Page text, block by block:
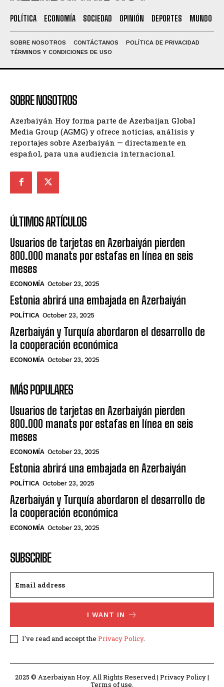
POLÍTICA ECONOMÍA SOCIEDAD OPINIÓN DEPORTES MUNDO
SOBRE NOSOTROS CONTÁCTANOS
POLÍTICA DE PRIVACIDAD
TÉRMINOS Y CONDICIONES DE USO
SOBRE NOSOTROS
Azerbaiyán Hoy forma parte de Azerbaijan Global
Media Group (AGMG) y ofrece noticias, análisis y
reportajes sobre Azerbaiyán — directamente en
español, para una audiencia internacional.
ÚLTIMOS ARTÍCULOS
Usuarios de tarjetas en Azerbaiyán pierden
800.000 manats por estafas en línea en seis
meses
ECONOMÍA October 23, 2025
Estonia abrirá una embajada en Azerbaiyán
POLÍTICA October 23, 2025
Azerbaiyán y Turquía abordaron el desarrollo de
la cooperación económica
ECONOMÍA October 23, 2025
MÁS POPULARES
Usuarios de tarjetas en Azerbaiyán pierden
800.000 manats por estafas en línea en seis
meses
ECONOMÍA October 23, 2025
Estonia abrirá una embajada en Azerbaiyán
POLÍTICA October 23, 2025
Azerbaiyán y Turquía abordaron el desarrollo de
la cooperación económica
ECONOMÍA October 23, 2025
SUBSCRIBE
I WANT IN
I've read and accept the Privacy Policy.
2025 © Azerbaiyan Hoy. All Rights Reserved | Privacy Policy |
Terms of use.